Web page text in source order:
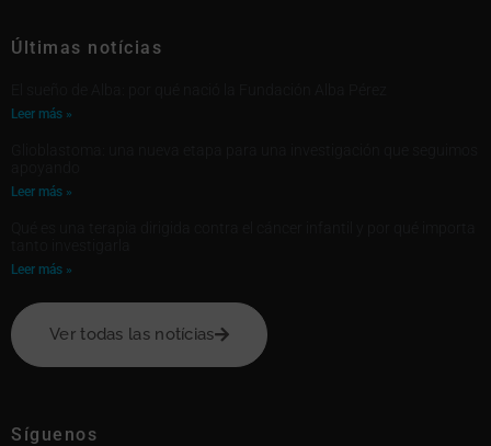
Últimas notícias
Leer más »
Leer más »
Leer más »
Ver todas las notícias
Síguenos